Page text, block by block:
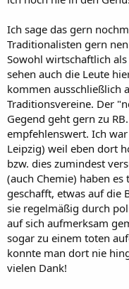
Ich sage das gern
Traditionalisten gern
Sowohl wirtschaftlich
sehen auch die Leute
kommen ausschließlich
Traditionsvereine. Der
Gegend geht gern zu
empfehlenswert. Ich
Leipzig) weil eben dort
bzw. dies zumindest
(auch Chemie) haben
geschafft, etwas auf die
sie regelmäßig durch
auf sich aufmerksam
sogar zu einem toten
konnte man dort nie
vielen Dank!